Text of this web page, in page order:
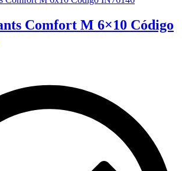
Comfort M 6×10 Código